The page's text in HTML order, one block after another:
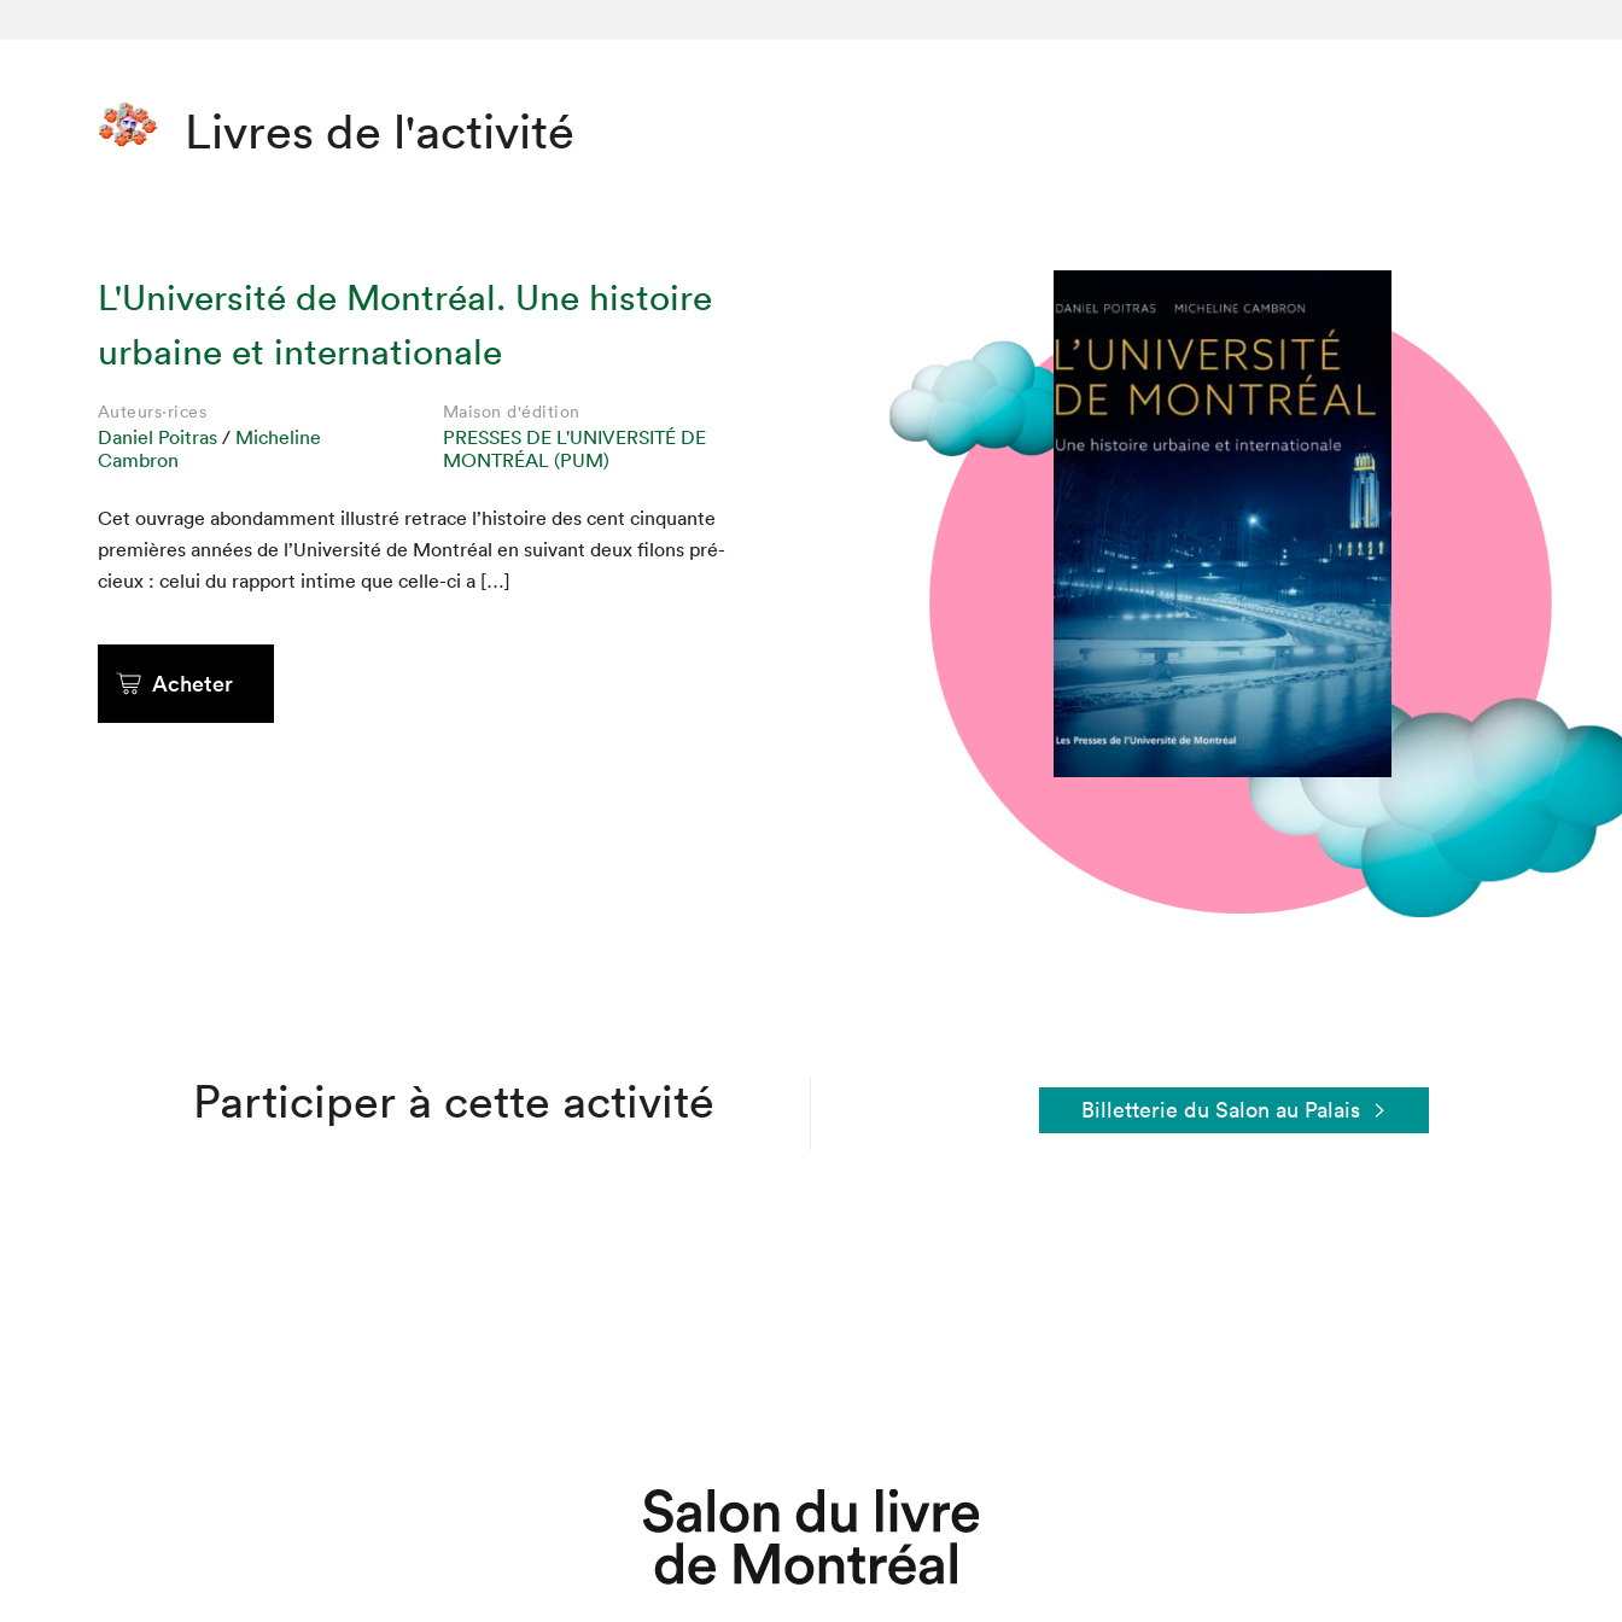
Livres de l'activité
L'Université de Montréal. Une histoire
urbaine et internationale
Auteurs·rices
Daniel Poitras/ Micheline
Cambron
Maison d'édition
PRESSES DE L'UNIVERSITÉ DE
MONTRÉAL (PUM)
Cet ouvrage abon­dam­ment illus­tré retrace l’histoire des cent cinquante
pre­mières années de l’Université de Mon­tréal en suiv­ant deux filons pré­
cieux : celui du rap­port intime que celle-ci a […]
Acheter
Participer à cette activité Billetterie du Salon au Palais